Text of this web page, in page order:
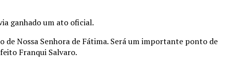
ganhado um ato oficial.
Nossa Senhora de Fátima. Será um importante ponto de
Franqui Salvaro.